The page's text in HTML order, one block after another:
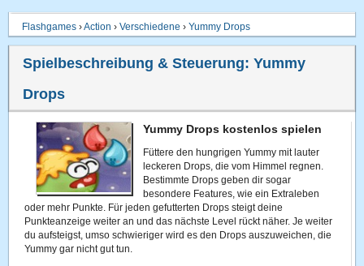
Flashgames ›Action ›Verschiedene ›Yummy Drops
Spielbeschreibung & Steuerung:Yummy
Drops
Yummy Drops kostenlos spielen
Füttere den hungrigen Yummy mit lauter
leckeren Drops, die vom Himmel regnen.
Bestimmte Drops geben dir sogar
besondere Features, wie ein Extraleben
oder mehr Punkte. Für jeden gefutterten Drops steigt deine
Punkteanzeige weiter an und das nächste Level rückt näher. Je weiter
du aufsteigst, umso schwieriger wird es den Drops auszuweichen, die
Yummy gar nicht gut tun.